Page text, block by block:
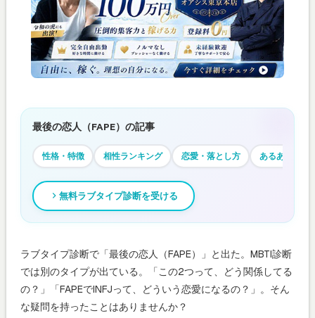
最後の恋人（FAPE）の記事
性格・特徴 相性ランキング 恋愛・落とし方 あるある
無料ラブタイプ診断を受ける
ラブタイプ診断で「最後の恋人（FAPE）」と出た。MBTI診断
では別のタイプが出ている。「この2つって、どう関係してる
の？」「FAPEでINFJって、どういう恋愛になるの？」。そん
な疑問を持ったことはありませんか？